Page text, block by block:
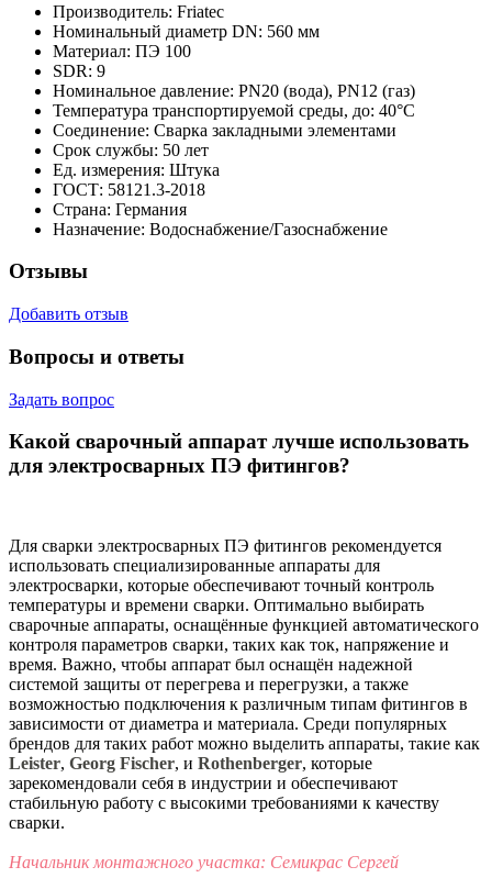
Производитель: Friatec
Номинальный диаметр DN: 560 мм
Материал: ПЭ 100
SDR: 9
Номинальное давление: PN20 (вода), PN12 (газ)
Температура транспортируемой среды, до: 40°С
Соединение: Сварка закладными элементами
Срок службы: 50 лет
Ед. измерения: Штука
ГОСТ: 58121.3-2018
Страна: Германия
Назначение: Водоснабжение/Газоснабжение
Отзывы
Добавить отзыв
Вопросы и ответы
Задать вопрос
Какой сварочный аппарат лучше использовать
для электросварных ПЭ фитингов?
Для сварки электросварных ПЭ фитингов рекомендуется
использовать специализированные аппараты для
электросварки, которые обеспечивают точный контроль
температуры и времени сварки. Оптимально выбирать
сварочные аппараты, оснащённые функцией автоматического
контроля параметров сварки, таких как ток, напряжение и
время. Важно, чтобы аппарат был оснащён надежной
системой защиты от перегрева и перегрузки, а также
возможностью подключения к различным типам фитингов в
зависимости от диаметра и материала. Среди популярных
брендов для таких работ можно выделить аппараты, такие как
Leister, Georg Fischer, и Rothenberger, которые
зарекомендовали себя в индустрии и обеспечивают
стабильную работу с высокими требованиями к качеству
сварки.
Начальник монтажного участка: Семикрас Сергей